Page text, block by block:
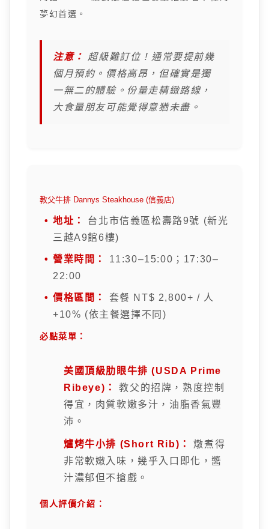
夢幻首選。
注意：
超級難訂位！通常要提前幾
個月預約。價格高昂，但確實是獨
一無二的體驗。份量走精緻路線，
大食量朋友可能覺得意猶未盡。
教父牛排 Dannys Steakhouse (信義店)
地址：
台北市信義區松壽路9號 (新光
三越A9館6樓)
營業時間：
11:30–15:00；17:30–
22:00
價格區間：
套餐 NT$ 2,800+ / 人
+10% (依主餐選擇不同)
必點菜單：
美國頂級肋眼牛排 (USDA Prime
Ribeye)：
教父的招牌，熟度控制
得宜，肉質軟嫩多汁，油脂香氣豐
沛。
爐烤牛小排 (Short Rib)：
燉煮得
非常軟嫩入味，幾乎入口即化，醬
汁濃郁但不搶戲。
個人評價介紹：